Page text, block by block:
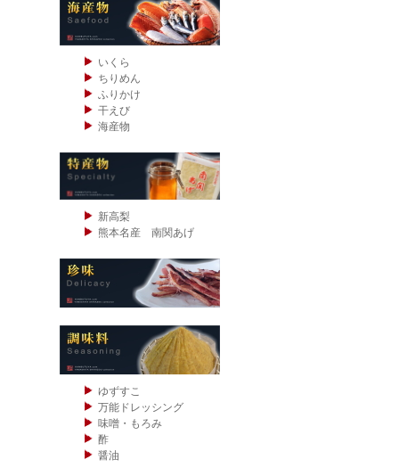
いくら
ちりめん
ふりかけ
干えび
海産物
新高梨
熊本名産 南関あげ
ゆずすこ
万能ドレッシング
味噌・もろみ
酢
醤油